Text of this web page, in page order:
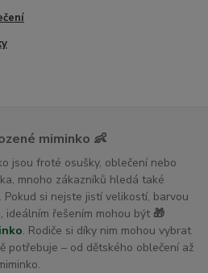
miminko 👶
jsou froté osušky, oblečení nebo
mnoho zákazníků hledá také
. Pokud si nejste jistí velikostí, barvou
ideálním řešením mohou být 🎁
. Rodiče si díky nim mohou vybrat
potřebuje – od dětského oblečení až